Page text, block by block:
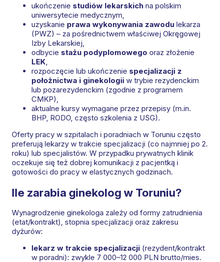
ukończenie studiów lekarskich na polskim
uniwersytecie medycznym,
uzyskanie prawa wykonywania zawodu lekarza
(PWZ) – za pośrednictwem właściwej Okręgowej
Izby Lekarskiej,
odbycie stażu podyplomowego oraz złożenie
LEK,
rozpoczęcie lub ukończenie specjalizacji z
położnictwa i ginekologii w trybie rezydenckim
lub pozarezydenckim (zgodnie z programem
CMKP),
aktualne kursy wymagane przez przepisy (m.in.
BHP, RODO, często szkolenia z USG).
Oferty pracy w szpitalach i poradniach w Toruniu często
preferują lekarzy w trakcie specjalizacji (co najmniej po 2.
roku) lub specjalistów. W przypadku prywatnych klinik
oczekuje się też dobrej komunikacji z pacjentką i
gotowości do pracy w elastycznych godzinach.
Ile zarabia ginekolog w Toruniu?
Wynagrodzenie ginekologa zależy od formy zatrudnienia
(etat/kontrakt), stopnia specjalizacji oraz zakresu
dyżurów:
lekarz w trakcie specjalizacji (rezydent/kontrakt
w poradni): zwykle 7 000–12 000 PLN brutto/mies.